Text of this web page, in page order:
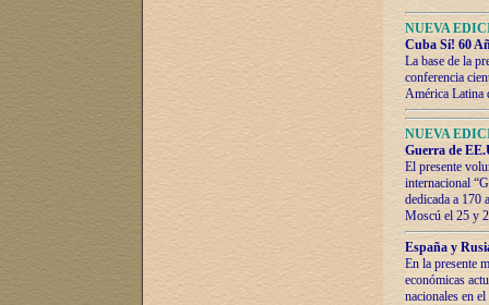
NUEVA
Cuba Sí! 60
La base de la
conferencia
América Latina
NUEVA
Guerra de
El presente
internacional
dedicada a 170
Moscú el 25 y
España y
En la presente
económicas
nacionales en